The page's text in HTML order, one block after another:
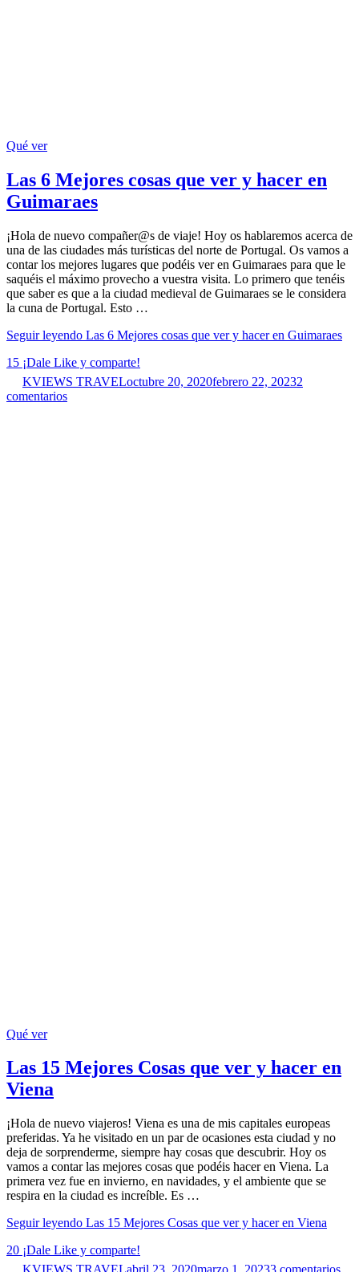
Qué ver
Las 6 Mejores cosas que ver y hacer en
Guimaraes
¡Hola de nuevo compañer@s de viaje! Hoy os hablaremos acerca de
una de las ciudades más turísticas del norte de Portugal. Os vamos a
contar los mejores lugares que podéis ver en Guimaraes para que le
saquéis el máximo provecho a vuestra visita. Lo primero que tenéis
que saber es que a la ciudad medieval de Guimaraes se le considera
la cuna de Portugal. Esto …
Seguir leyendo Las 6 Mejores cosas que ver y hacer en Guimaraes
15 ¡Dale Like y comparte!
KVIEWS TRAVELoctubre 20, 2020febrero 22, 20232
comentarios
Qué ver
Las 15 Mejores Cosas que ver y hacer en
Viena
¡Hola de nuevo viajeros! Viena es una de mis capitales europeas
preferidas. Ya he visitado en un par de ocasiones esta ciudad y no
deja de sorprenderme, siempre hay cosas que descubrir. Hoy os
vamos a contar las mejores cosas que podéis hacer en Viena. La
primera vez fue en invierno, en navidades, y el ambiente que se
respira en la ciudad es increíble. Es …
Seguir leyendo Las 15 Mejores Cosas que ver y hacer en Viena
20 ¡Dale Like y comparte!